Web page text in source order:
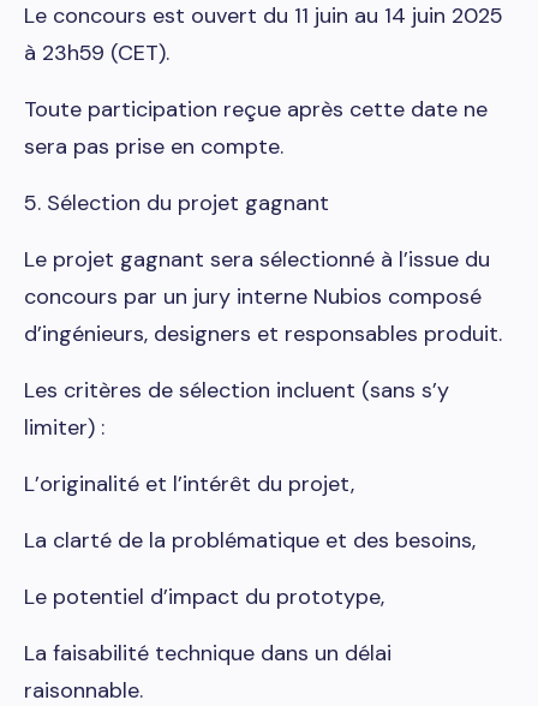
Le concours est ouvert du 11 juin au 14 juin 2025
à 23h59 (CET).
Toute participation reçue après cette date ne
sera pas prise en compte.
5. Sélection du projet gagnant
Le projet gagnant sera sélectionné à l’issue du
concours par un jury interne Nubios composé
d’ingénieurs, designers et responsables produit.
Les critères de sélection incluent (sans s’y
limiter) :
L’originalité et l’intérêt du projet,
La clarté de la problématique et des besoins,
Le potentiel d’impact du prototype,
La faisabilité technique dans un délai
raisonnable.